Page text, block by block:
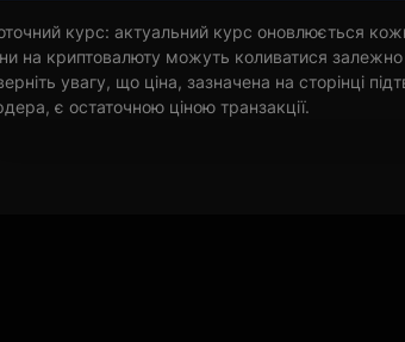
курс: актуальний курс оновлюється
на криптовалюту можуть коливатися залежно
увагу, що ціна, зазначена на сторінці
є остаточною ціною транзакції.